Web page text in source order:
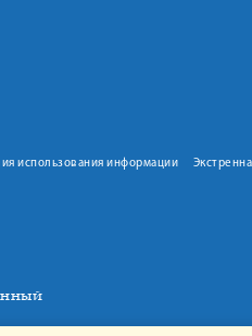
использования информации